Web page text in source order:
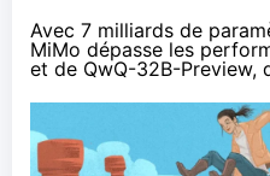
Avec 7 milliards de
MiMo dépasse les
et de QwQ-32B-Preview,